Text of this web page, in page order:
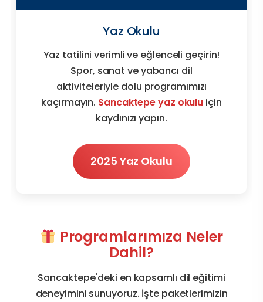
Yaz Okulu
Yaz tatilini verimli ve eğlenceli geçirin!
Spor, sanat ve yabancı dil
aktiviteleriyle dolu programımızı
kaçırmayın. Sancaktepe yaz okulu için
kaydınızı yapın.
2025 Yaz Okulu
Programlarımıza Neler
Dahil?
Sancaktepe'deki en kapsamlı dil eğitimi
deneyimini sunuyoruz. İşte paketlerimizin